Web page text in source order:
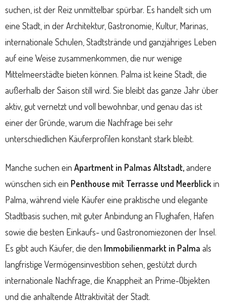
suchen, ist der Reiz unmittelbar spürbar. Es handelt sich um
eine Stadt, in der Architektur, Gastronomie, Kultur, Marinas,
internationale Schulen, Stadtstrände und ganzjähriges Leben
auf eine Weise zusammenkommen, die nur wenige
Mittelmeerstädte bieten können. Palma ist keine Stadt, die
außerhalb der Saison still wird. Sie bleibt das ganze Jahr über
aktiv, gut vernetzt und voll bewohnbar, und genau das ist
einer der Gründe, warum die Nachfrage bei sehr
unterschiedlichen Käuferprofilen konstant stark bleibt.
Manche suchen ein Apartment in Palmas Altstadt,andere
wünschen sich ein Penthouse mit Terrasse und Meerblickin
Palma, während viele Käufer eine praktische und elegante
Stadtbasis suchen, mit guter Anbindung an Flughafen, Hafen
sowie die besten Einkaufs- und Gastronomiezonen der Insel.
Es gibt auch Käufer, die den Immobilienmarkt in Palma als
langfristige Vermögensinvestition sehen, gestützt durch
internationale Nachfrage, die Knappheit an Prime-Objekten
und die anhaltende Attraktivität der Stadt.